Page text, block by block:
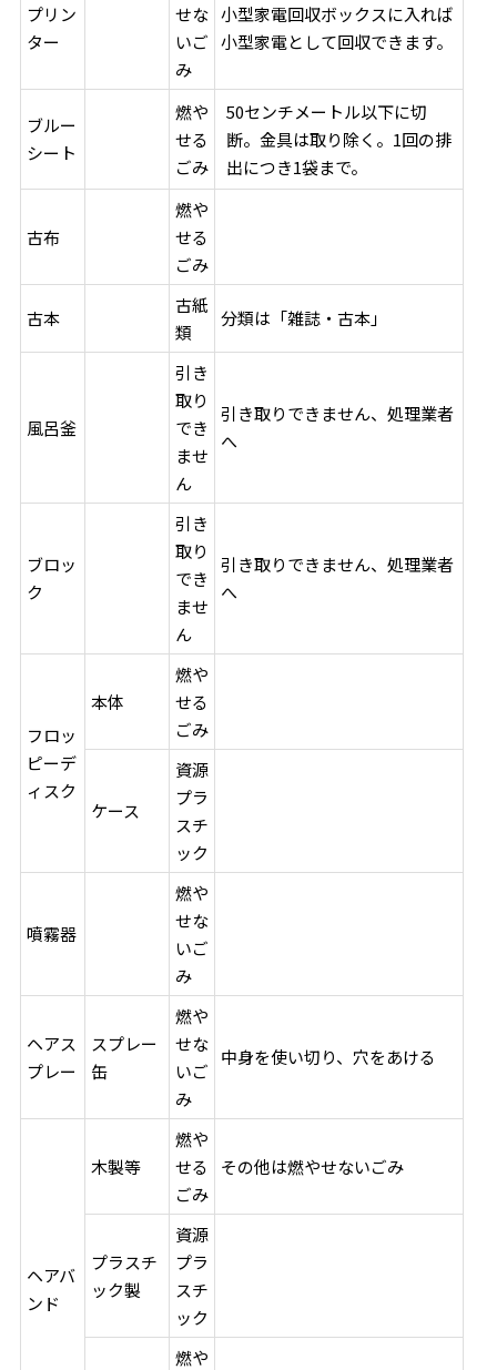
プリン
ター
せな
いご
み
小型家電回収ボックスに入れば
小型家電として回収できます。
ブルー
シート
燃や
せる
ごみ
50センチメートル以下に切
断。金具は取り除く。1回の排
出につき1袋まで。
古布
燃や
せる
ごみ
古本
古紙
類
分類は「雑誌・古本」
風呂釜
引き
取り
でき
ませ
ん
引き取りできません、処理業者
へ
ブロッ
ク
引き
取り
でき
ませ
ん
引き取りできません、処理業者
へ
フロッ
ピーデ
ィスク
本体
燃や
せる
ごみ
ケース
資源
プラ
スチ
ック
噴霧器
燃や
せな
いご
み
ヘアス
プレー
スプレー
缶
燃や
せな
いご
み
中身を使い切り、穴をあける
ヘアバ
ンド
木製等
燃や
せる
ごみ
その他は燃やせないごみ
プラスチ
ック製
資源
プラ
スチ
ック
燃や